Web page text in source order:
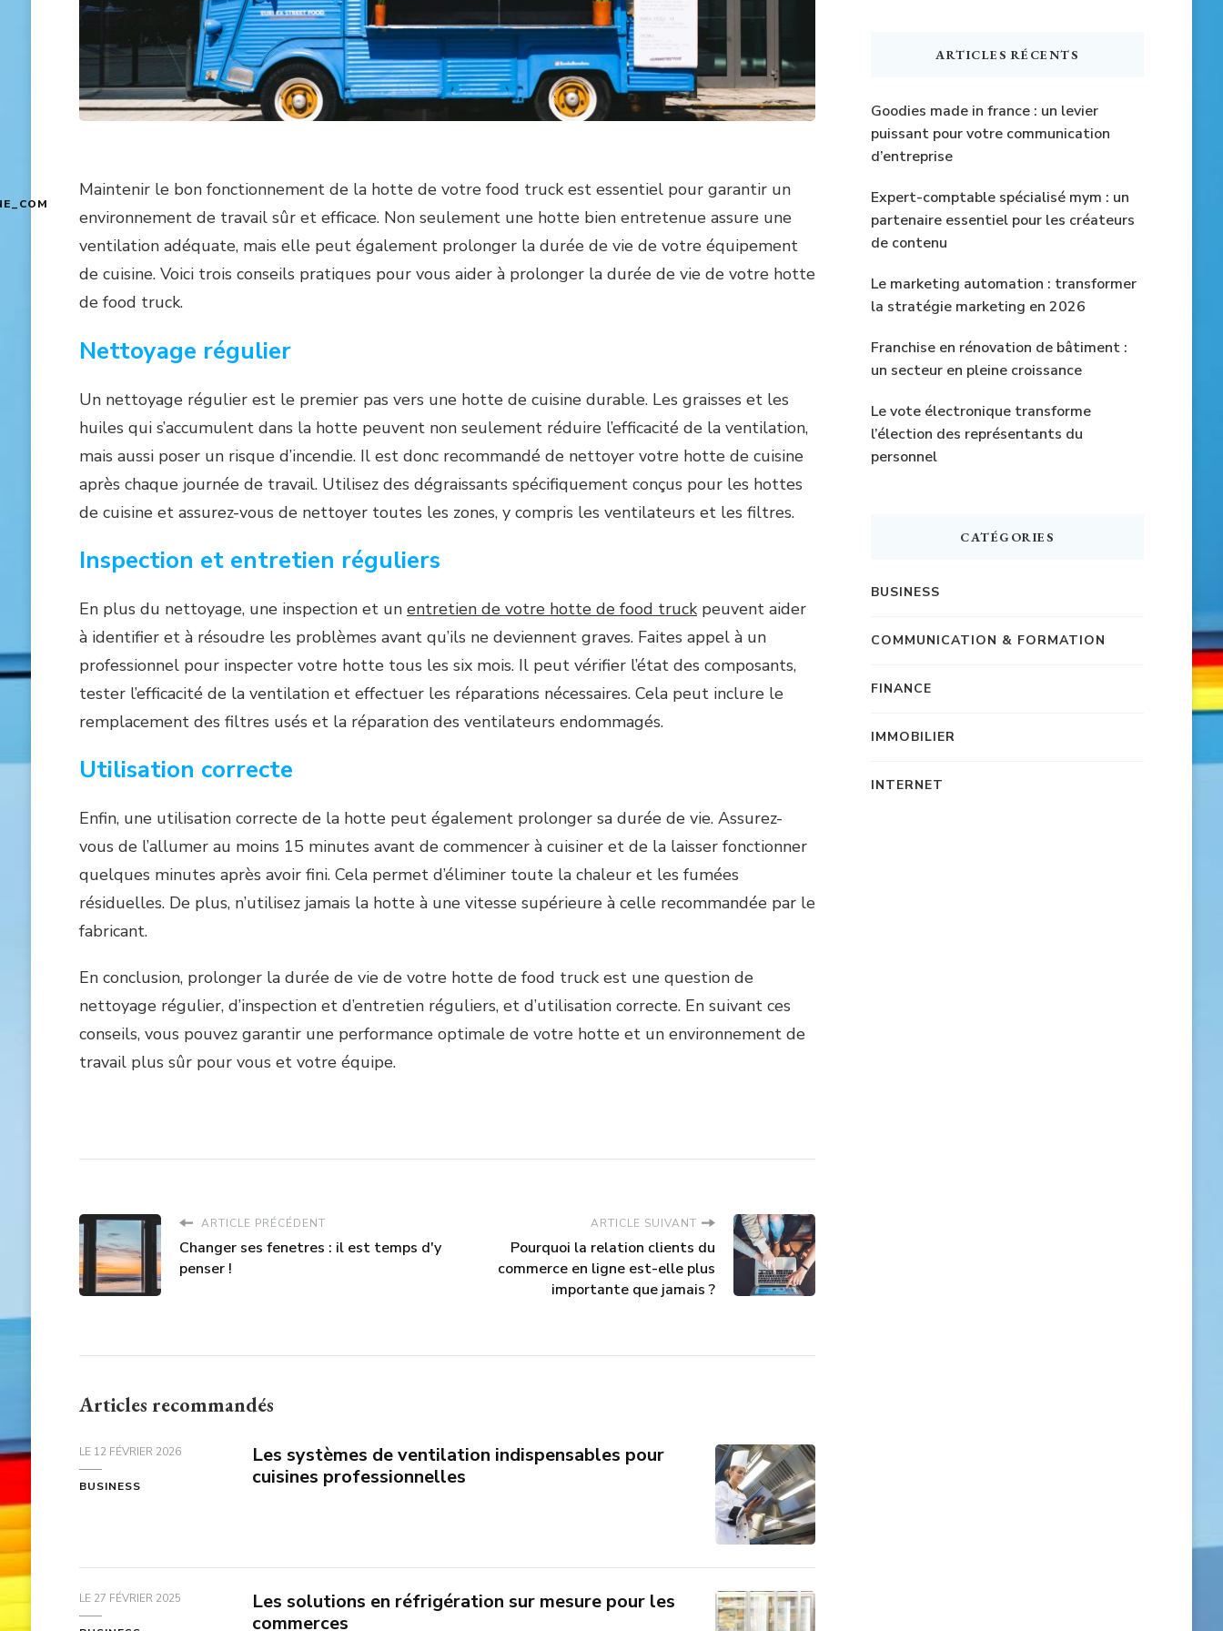
Maintenir le bon fonctionnement de la hotte de votre food truck est essentiel pour garantir un
environnement de travail sûr et efficace. Non seulement une hotte bien entretenue assure une
ventilation adéquate, mais elle peut également prolonger la durée de vie de votre équipement
de cuisine. Voici trois conseils pratiques pour vous aider à prolonger la durée de vie de votre hotte
de food truck.
Nettoyage régulier
Un nettoyage régulier est le premier pas vers une hotte de cuisine durable. Les graisses et les
huiles qui s’accumulent dans la hotte peuvent non seulement réduire l’efficacité de la ventilation,
mais aussi poser un risque d’incendie. Il est donc recommandé de nettoyer votre hotte de cuisine
après chaque journée de travail. Utilisez des dégraissants spécifiquement conçus pour les hottes
de cuisine et assurez-vous de nettoyer toutes les zones, y compris les ventilateurs et les filtres.
Inspection et entretien réguliers
En plus du nettoyage, une inspection et un entretien de votre hotte de food truckpeuvent aider
à identifier et à résoudre les problèmes avant qu’ils ne deviennent graves. Faites appel à un
professionnel pour inspecter votre hotte tous les six mois. Il peut vérifier l’état des composants,
tester l’efficacité de la ventilation et effectuer les réparations nécessaires. Cela peut inclure le
remplacement des filtres usés et la réparation des ventilateurs endommagés.
Utilisation correcte
Enfin, une utilisation correcte de la hotte peut également prolonger sa durée de vie. Assurez-
vous de l’allumer au moins 15 minutes avant de commencer à cuisiner et de la laisser fonctionner
quelques minutes après avoir fini. Cela permet d’éliminer toute la chaleur et les fumées
résiduelles. De plus, n’utilisez jamais la hotte à une vitesse supérieure à celle recommandée par le
fabricant.
En conclusion, prolonger la durée de vie de votre hotte de food truck est une question de
nettoyage régulier, d’inspection et d’entretien réguliers, et d’utilisation correcte. En suivant ces
conseils, vous pouvez garantir une performance optimale de votre hotte et un environnement de
travail plus sûr pour vous et votre équipe.
ARTICLE PRÉCÉDENT
Changer ses fenetres : il est temps d'y
penser !
ARTICLE SUIVANT
Pourquoi la relation clients du
commerce en ligne est-elle plus
importante que jamais ?
Articles recommandés
LE 12 FÉVRIER 2026
BUSINESS
Les systèmes de ventilation indispensables pour
cuisines professionnelles
LE 27 FÉVRIER 2025
Les solutions en réfrigération sur mesure pour les
commerces
ARTICLES RÉCENTS
Goodies made in france : un levier
puissant pour votre communication
d’entreprise
Expert-comptable spécialisé mym : un
partenaire essentiel pour les créateurs
de contenu
Le marketing automation : transformer
la stratégie marketing en 2026
Franchise en rénovation de bâtiment :
un secteur en pleine croissance
Le vote électronique transforme
l’élection des représentants du
personnel
CATÉGORIES
BUSINESS
COMMUNICATION & FORMATION
FINANCE
IMMOBILIER
INTERNET